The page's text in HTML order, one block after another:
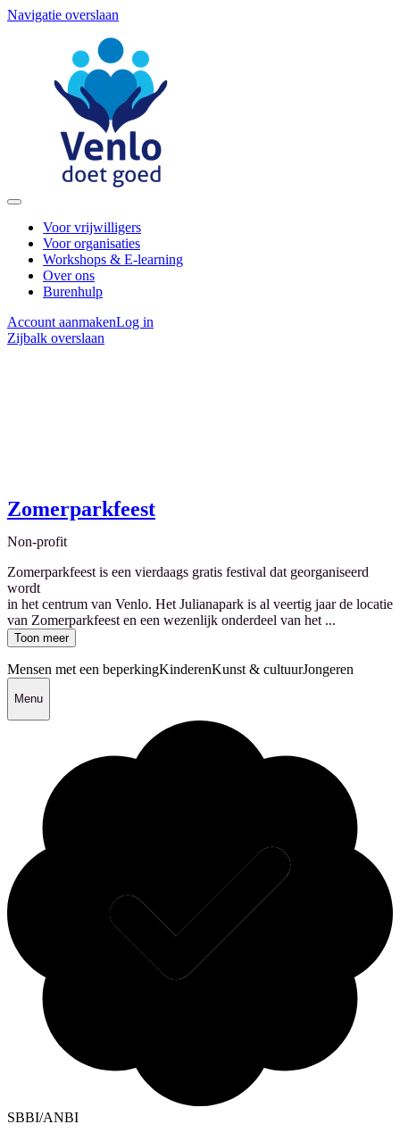
Navigatie overslaan
Voor vrijwilligers
Voor organisaties
Workshops & E-learning
Over ons
Burenhulp
Account aanmakenLog in
Zijbalk overslaan
Zomerparkfeest
Non-profit
Zomerparkfeest is een vierdaags gratis festival dat georganiseerd
wordt
in het centrum van Venlo. Het Julianapark is al veertig jaar de locatie
van Zomerparkfeest en een wezenlijk onderdeel van het ...
Toon meer
Mensen met een beperkingKinderenKunst & cultuurJongeren
Menu
SBBI/ANBI